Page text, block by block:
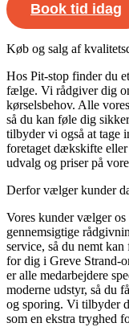
Book tid idag
Køb og salg af
Hos Pit-stop finder du
fælge. Vi rådgiver dig
kørselsbehov. Alle
så du kan føle dig
tilbyder vi også at tage
foretaget dækskifte
udvalg og priser på
Derfor vælger kunder
Vores kunder vælger
gennemsigtige
service, så du nemt
for dig i Greve Strand-
er alle medarbejdere
moderne udstyr, så du
og sporing. Vi tilbyder
som en ekstra tryghed